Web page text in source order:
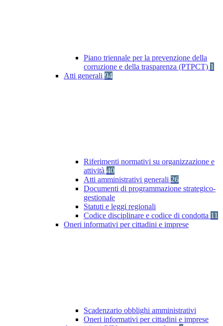
Piano triennale per la prevenzione della
corruzione e della trasparenza (PTPCT) 1
Atti generali 94
Riferimenti normativi su organizzazione e
attività 40
Atti amministrativi generali 26
Documenti di programmazione strategico-
gestionale
Statuti e leggi regionali
Codice disciplinare e codice di condotta 11
Oneri informativi per cittadini e imprese
Scadenzario obblighi amministrativi
Oneri informativi per cittadini e imprese